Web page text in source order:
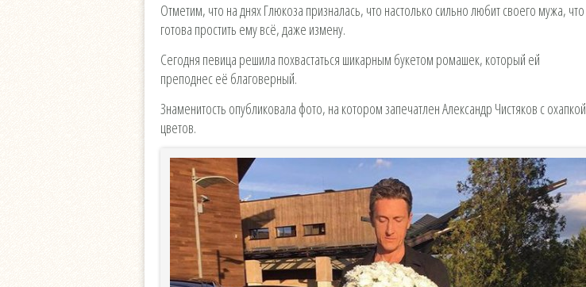
Отметим, что на днях Глюкоза призналась, что настолько сильно любит своего мужа, что
готова простить ему всё, даже измену.
Сегодня певица решила похвастаться шикарным букетом ромашек, который ей
преподнес её благоверный.
Знаменитость опубликовала фото, на котором запечатлен Александр Чистяков с охапкой
цветов.